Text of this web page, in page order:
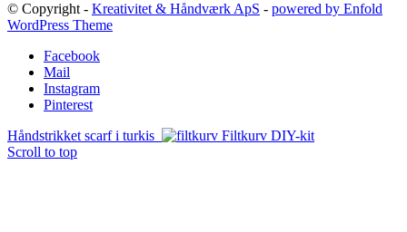
© Copyright - Kreativitet & Håndværk ApS - powered by Enfold
WordPress Theme
Facebook
Mail
Instagram
Pinterest
Håndstrikket scarf i turkis
Filtkurv DIY-kit
Scroll to top